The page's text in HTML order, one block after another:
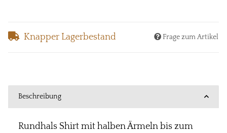
Knapper Lagerbestand Frage zum Artikel
Beschreibung
Rundhals Shirt mit halben Ärmeln bis zum